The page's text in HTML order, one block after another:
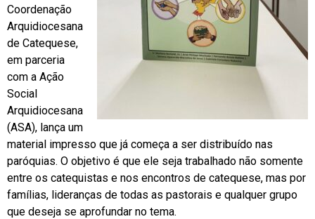
Coordenação
Arquidiocesana
de Catequese,
em parceria
com a Ação
Social
Arquidiocesana
(ASA), lança um
material impresso que já começa a ser distribuído nas
paróquias. O objetivo é que ele seja trabalhado não somente
entre os catequistas e nos encontros de catequese, mas por
famílias, lideranças de todas as pastorais e qualquer grupo
que deseja se aprofundar no tema.